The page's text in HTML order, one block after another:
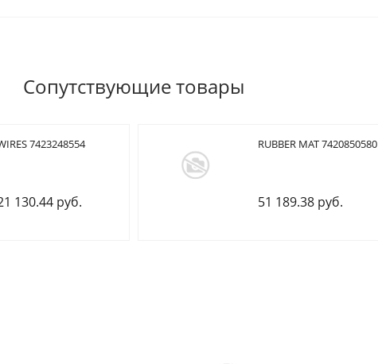
Сопутствующие товары
7423248554
130.44 руб.
RUBBER MAT 7420850580
51 189.38 руб.